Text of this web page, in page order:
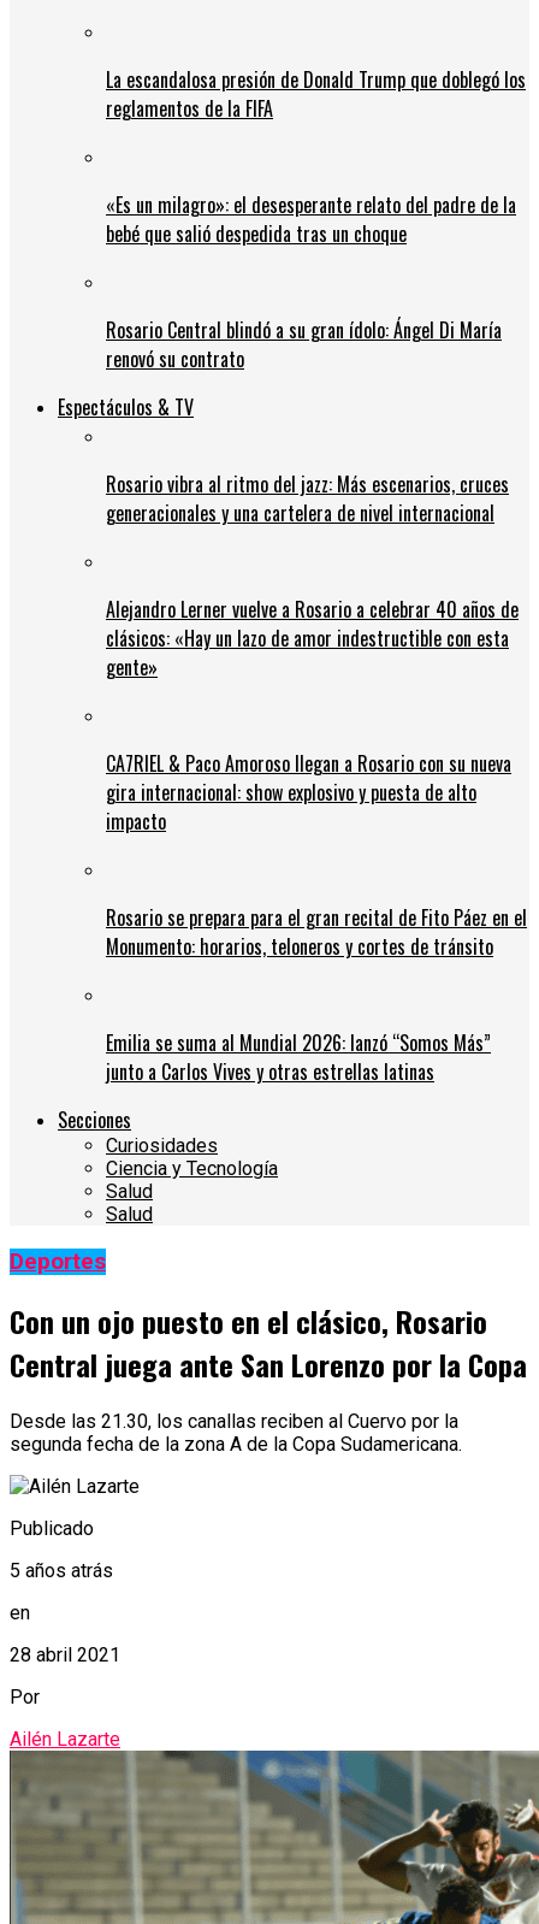
La escandalosa presión de Donald Trump que doblegó los
reglamentos de la FIFA
«Es un milagro»: el desesperante relato del padre de la
bebé que salió despedida tras un choque
Rosario Central blindó a su gran ídolo: Ángel Di María
renovó su contrato
Espectáculos & TV
Rosario vibra al ritmo del jazz: Más escenarios, cruces
generacionales y una cartelera de nivel internacional
Alejandro Lerner vuelve a Rosario a celebrar 40 años de
clásicos: «Hay un lazo de amor indestructible con esta
gente»
CA7RIEL & Paco Amoroso llegan a Rosario con su nueva
gira internacional: show explosivo y puesta de alto
impacto
Rosario se prepara para el gran recital de Fito Páez en el
Monumento: horarios, teloneros y cortes de tránsito
Emilia se suma al Mundial 2026: lanzó “Somos Más”
junto a Carlos Vives y otras estrellas latinas
Secciones
Curiosidades
Ciencia y Tecnología
Salud
Salud
Deportes
Con un ojo puesto en el clásico, Rosario
Central juega ante San Lorenzo por la Copa
Desde las 21.30, los canallas reciben al Cuervo por la
segunda fecha de la zona A de la Copa Sudamericana.
Publicado
5 años atrás
en
28 abril 2021
Por
Ailén Lazarte